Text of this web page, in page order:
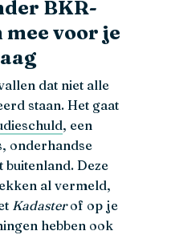
BKR-
voor je
dat niet alle
staan. Het gaat
, een
onderhandse
buitenland. Deze
al vermeld,
Kadasterof op je
hebben ook